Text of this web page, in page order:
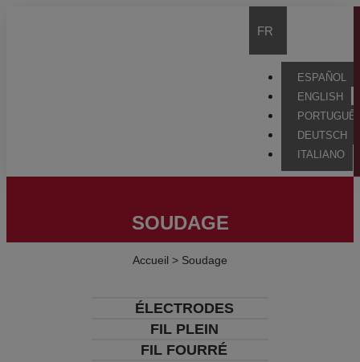
FR
ESPAÑOL
ENGLISH
DEUTSCH
ITALIANO
SOUDAGE
Accueil > Soudage
ÉLECTRODES
FIL PLEIN
FIL FOURRÉ